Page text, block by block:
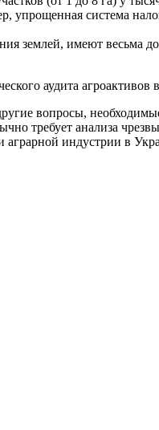
упрощенная система
землей, имеют весьма
аудита агроактивов
вопросы,
требует анализа
аграрной индустрии в